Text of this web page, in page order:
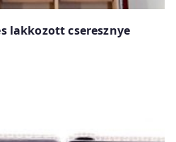
lakkozott cseresznye